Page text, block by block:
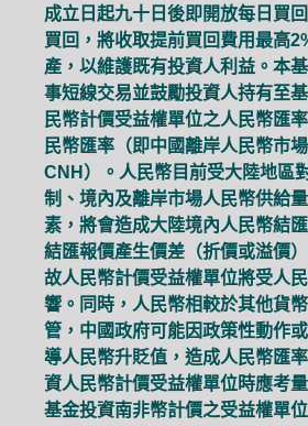
成立日起九十日後即開放每日買
買回，將收取提前買回費用最高
產，以維護既有投資人利益。本
事短線交易並鼓勵投資人持有至
民幣計價受益權單位之人民幣匯
民幣匯率（即中國離岸人民幣市場
CNH）。人民幣目前受大陸地區
制、境內及離岸市場人民幣供給
素，將會造成大陸境內人民幣結
結匯報價產生價差（折價或溢價
故人民幣計價受益權單位將受人
響。同時，人民幣相較於其他貨
管，中國政府可能因政策性動作
導人民幣升貶值，造成人民幣匯
資人民幣計價受益權單位時應考
基金投資南非幣計價之受益權單